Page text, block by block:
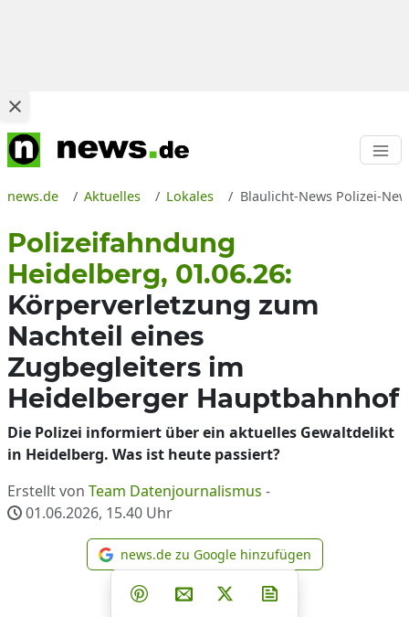
news.de Aktuelles Lokales Blaulicht-News Polizei-
Polizeifahndung
Heidelberg, 01.06.26:
Körperverletzung zum
Nachteil eines
Zugbegleiters im
Heidelberger Hauptbahnhof
Die Polizei informiert über ein aktuelles Gewaltdelikt
in Heidelberg. Was ist heute passiert?
Erstellt von Team Datenjournalismus -
01.06.2026, 15.40 Uhr
news.de zu Google
news.de zu Google hinzufügen
Teilen auf Facebook
Teilen auf Whatsapp
Teilen auf Telegram
Teilen auf Pinterest
Per E-Mail teilen
Post auf X